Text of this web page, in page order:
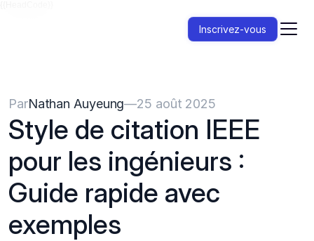
Inscrivez-vous
ParNathan Auyeung—25 août 2025
Style de citation IEEE
pour les ingénieurs :
Guide rapide avec
exemples